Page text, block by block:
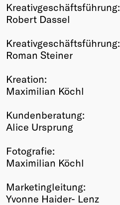
Kreativgeschäftsführung:
Robert Dassel
Kreativgeschäftsführung:
Roman Steiner
Kreation:
Maximilian Köchl
Kundenberatung:
Alice Ursprung
Fotografie:
Maximilian Köchl
Marketingleitung:
Yvonne Haider- Lenz